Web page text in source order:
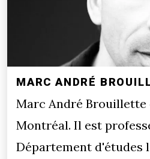
MARC ANDRÉ
Marc André Brouillette
Montréal. Il est
Département d'études